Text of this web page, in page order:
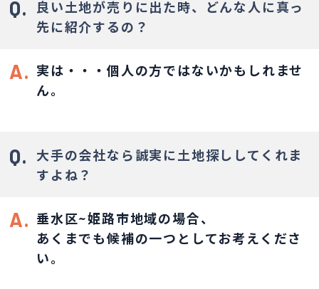
Q.
良い土地が売りに出た時、どんな人に真っ
先に紹介するの？
A. 実は・・・個人の方ではないかもしれませ
ん。
Q.
大手の会社なら誠実に土地探ししてくれま
すよね？
A. 垂水区~姫路市地域の場合、
あくまでも候補の一つとしてお考えくださ
い。